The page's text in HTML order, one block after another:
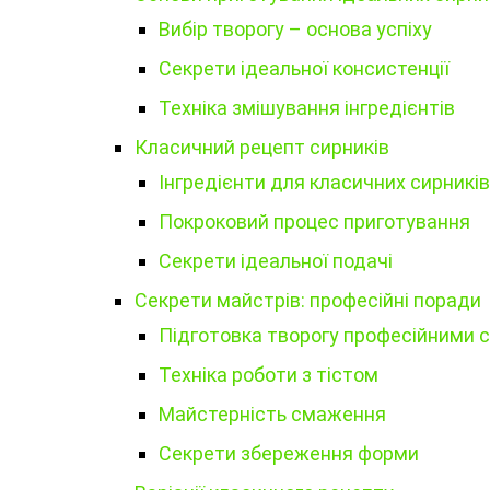
Вибір творогу – основа успіху
Секрети ідеальної консистенції
Техніка змішування інгредієнтів
Класичний рецепт сирників
Інгредієнти для класичних сирників
Покроковий процес приготування
Секрети ідеальної подачі
Секрети майстрів: професійні поради
Підготовка творогу професійними
Техніка роботи з тістом
Майстерність смаження
Секрети збереження форми